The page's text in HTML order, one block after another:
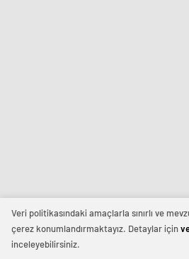
Veri politikasındaki amaçlarla sınırlı ve
çerez konumlandırmaktayız. Detaylar için
inceleyebilirsiniz.